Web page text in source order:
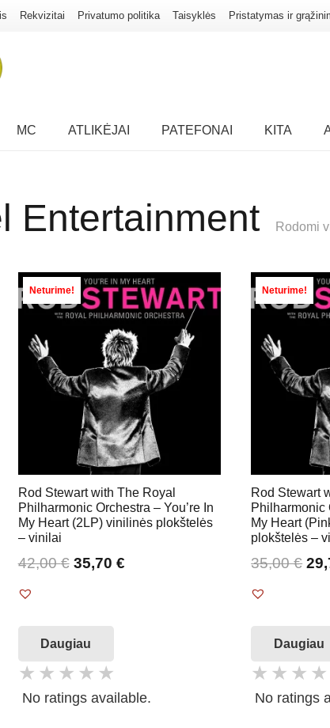
Rekvizitai Privatumo politika Taisyklės Pristatymas ir
MC ATLIKĖJAI PATEFONAI KITA
Entertainment Rodomi
Neturime!
Rod Stewart with The Royal
Philharmonic Orchestra – You’re In
My Heart (2LP) vinilinės plokštelės
– vinilai
42,00€ 35,70 €
Daugiau
No ratings available.
Neturime!
Rod Stewart
Philharmonic
My Heart
plokštelės –
35,00€
Daugiau
No ratings